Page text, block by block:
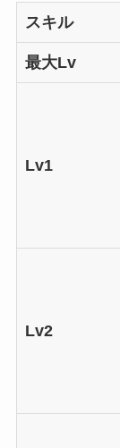
スキル
最大Lv
Lv1
Lv2